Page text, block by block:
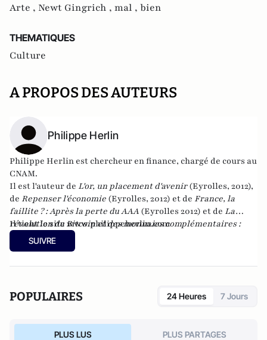
Arte , Newt Gingrich , mal , bien
THEMATIQUES
Culture
A PROPOS DES AUTEURS
Philippe Herlin
Philippe Herlin est chercheur en finance, chargé de cours au
CNAM.
Il est l'auteur de L'or, un placement d'avenir (Eyrolles, 2012),
de Repenser l'économie (Eyrolles, 2012) et de France, la
faillite ? : Après la perte du AAA (Eyrolles 2012) et de La
révolution du Bitcoin et des monnaies complémentaires :
une solution pour échapper au système bancaire et à l'euro
? chez Atlantico Editions.
Il tient le site www.philippeherlin.com
SUIVRE
POPULAIRES 24 Heures 7 Jours
PLUS LUS PLUS PARTAGES